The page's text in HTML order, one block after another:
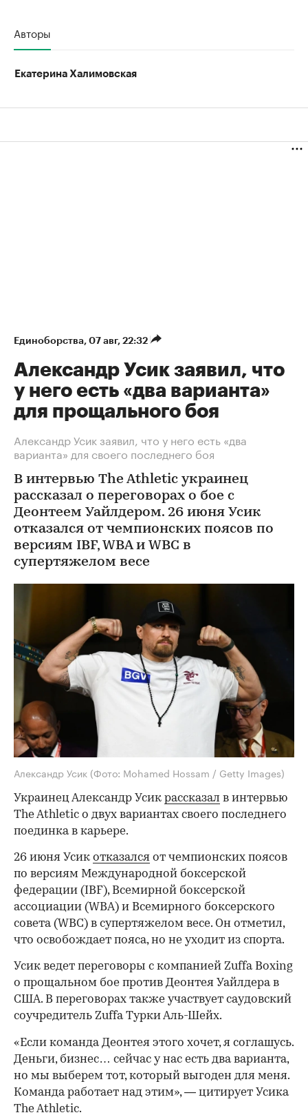
Авторы
Екатерина Халимовская
Единоборства⁠, 07 авг, 22:32
Александр Усик заявил, что
у него есть «два варианта»
для прощального боя
Александр Усик заявил, что у него есть «два
варианта» для своего последнего боя
В интервью The Athletic украинец
рассказал о переговорах о бое с
Деонтеем Уайлдером. 26 июня Усик
отказался от чемпионских поясов по
версиям IBF, WBA и WBC в
супертяжелом весе
Александр Усик (Фото: Mohamed Hossam / Getty Images)
Украинец Александр Усик рассказал в интервью
The Athletic о двух вариантах своего последнего
поединка в карьере.
26 июня Усик отказался от чемпионских поясов
по версиям Международной боксерской
федерации (IBF), Всемирной боксерской
ассоциации (WBA) и Всемирного боксерского
совета (WBC) в супертяжелом весе. Он отметил,
что освобождает пояса, но не уходит из спорта.
Усик ведет переговоры с компанией Zuffa Boxing
о прощальном бое против Деонтея Уайлдера в
США. В переговорах также участвует саудовский
соучредитель Zuffa Турки Аль-Шейх.
«Если команда Деонтея этого хочет, я соглашусь.
Деньги, бизнес… сейчас у нас есть два варианта,
но мы выберем тот, который выгоден для меня.
Команда работает над этим», — цитирует Усика
The Athletic.